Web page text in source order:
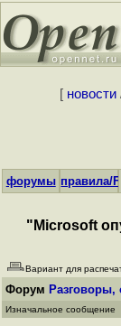
[ новости
форумы правила/
"Microsoft
Вариант для
Форум Разговоры,
Изначальное сообщение